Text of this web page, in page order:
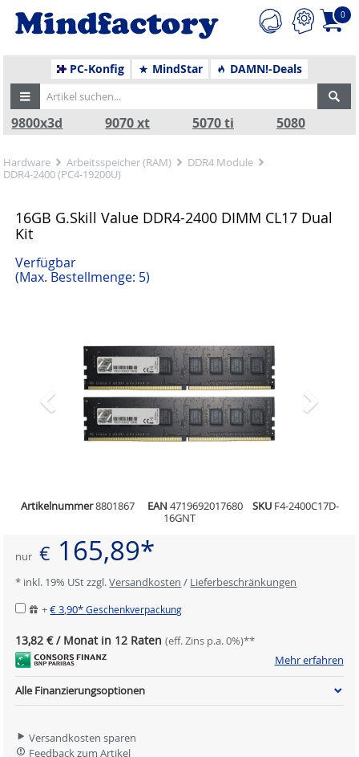
0
PC-Konfig MindStar DAMN!-Deals
9800x3d 9070 xt 5070 ti 5080
Hardware Arbeitsspeicher (RAM)
DDR4 Module
DDR4-2400 (PC4-19200U)
16GB G.Skill Value DDR4-2400 DIMM CL17 Dual
Kit
Verfügbar
(Max. Bestellmenge: 5)
Artikelnummer8801867 EAN 4719692017680 SKU F4-2400C17D-
16GNT
nur € 165,89*
* inkl. 19% USt zzgl.Versandkosten / Lieferbeschränkungen
+€ 3,90*Geschenkverpackung
13,82 € / Monat in 12 Raten (eff. Zins p.a. 0%)**
Mehr erfahren
Alle Finanzierungsoptionen
Versandkosten sparen
Feedback zum Artikel